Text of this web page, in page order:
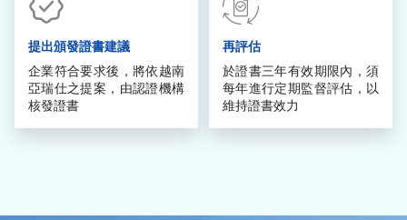
提出頒發證書建議
企業符合要求後，將依越南
亞瑞仕之提案，由認證機構
核發證書
再評估
於證書三年有效期限內，須
每年進行定期監督評估，以
維持證書效力